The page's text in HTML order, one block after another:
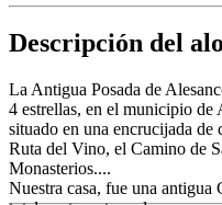
Descripción del
La Antigua Posada de
4 estrellas, en el municipio
situado en una encrucijada de
Ruta del Vino, el Camino de
Monasterios....
Nuestra casa, fue una antigua